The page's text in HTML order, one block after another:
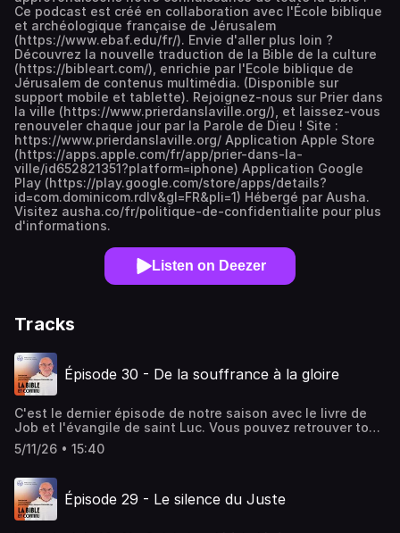
Ce podcast est créé en collaboration avec l'École biblique
et archéologique française de Jérusalem
(https://www.ebaf.edu/fr/). Envie d'aller plus loin ?
Découvrez la nouvelle traduction de la Bible de la culture
(https://bibleart.com/), enrichie par l'Ecole biblique de
Jérusalem de contenus multimédia. (Disponible sur
support mobile et tablette). Rejoignez-nous sur Prier dans
la ville (https://www.prierdanslaville.org/), et laissez-vous
renouveler chaque jour par la Parole de Dieu ! Site :
https://www.prierdanslaville.org/ Application Apple Store
(https://apps.apple.com/fr/app/prier-dans-la-
ville/id652821351?platform=iphone) Application Google
Play (https://play.google.com/store/apps/details?
id=com.dominicom.rdlv&gl=FR&pli=1) Hébergé par Ausha.
Visitez ausha.co/fr/politique-de-confidentialite pour plus
d'informations.
Listen on Deezer
Tracks
Épisode 30 - De la souffrance à la gloire
C'est le dernier épisode de notre saison avec le livre de
Job et l'évangile de saint Luc. Vous pouvez retrouver tous
les épisodes sur notre site ou sur notre appli Prier dans la
ville ainsi que sur toutes les plateformes de podcasts, si
vous retrouver prochainement pour la suite de La Bible en
continu, avec le livre de l'Exode et l'évangile de saint
Marc.Livre de Job 42Après ce long exposé de Yahvé, Job
5/11/26 • 15:40
Épisode 29 - Le silence du Juste